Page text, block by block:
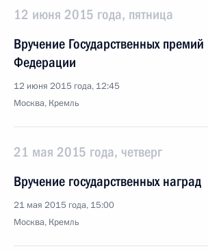
12 июня 2015 года, пятница
Вручение Государственных
Федерации
12 июня 2015 года, 12:45
Москва, Кремль
21 мая 2015 года, четверг
Вручение государственных наград
21 мая 2015 года, 15:00
Москва, Кремль